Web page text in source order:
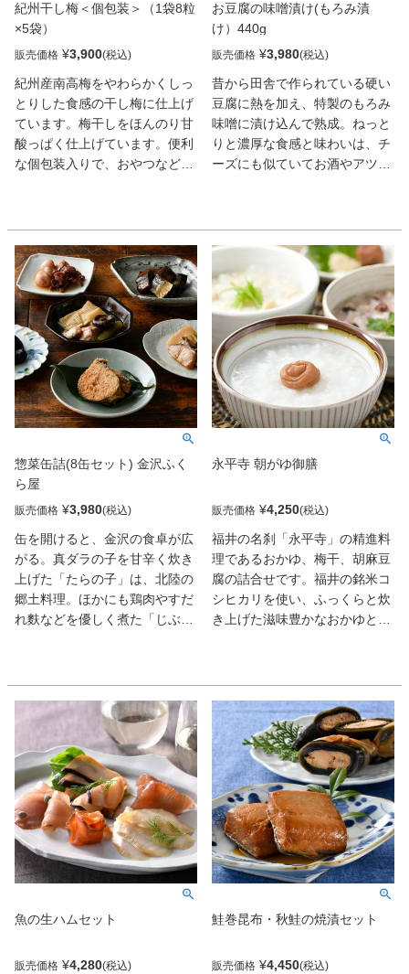
紀州干し梅＜個包装＞（1袋8粒
×5袋）
販売価格 ¥3,900
紀州産南高梅をやわらかくしっ
とりした食感の干し梅に仕上げ
ています。梅干しをほんのり甘
酸っぱく仕上げています。便利
な個包装入りで、おやつなどい
お豆腐の味噌漬け(もろみ漬
け）440g
販売価格 ¥3,980
昔から田舎で作られている硬い
豆腐に熱を加え、特製のもろみ
味噌に漬け込んで熟成。ねっと
りと濃厚な食感と味わいは、チ
ーズにも似ていてお酒やアツア
惣菜缶詰(8缶セット) 金沢ふく
ら屋
販売価格 ¥3,980
缶を開けると、金沢の食卓が広
がる。真ダラの子を甘辛く炊き
上げた「たらの子」は、北陸の
郷土料理。ほかにも鶏肉やすだ
れ麩などを優しく煮た「じぶ
もが染み入るようなホッとする
旨さにしみじみ。杯が進むはず
永平寺 朝がゆ御膳
販売価格 ¥4,250
福井の名刹「永平寺」の精進料
理であるおかゆ、梅干、胡麻豆
腐の詰合せです。福井の銘米コ
シヒカリを使い、ふっくらと炊
き上げた滋味豊かなおかゆと、
い風味豊かな福井の梅を詰合せ
ました。
魚の生ハムセット
販売価格 ¥4,280
鮭巻昆布・秋鮭の焼漬セット
販売価格 ¥4,450